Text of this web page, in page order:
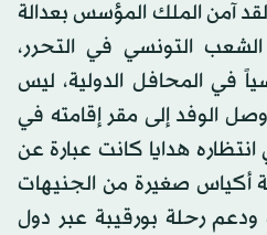
آمن الملك المؤسس بعدالة
التونسي في التحرر،
في المحافل الدولية، ليس
الوفد إلى مقر إقامته في
هدايا كانت عبارة عن
أكياس صغيرة من الجنيهات
ودعم رحلة بورقيبة عبر دول